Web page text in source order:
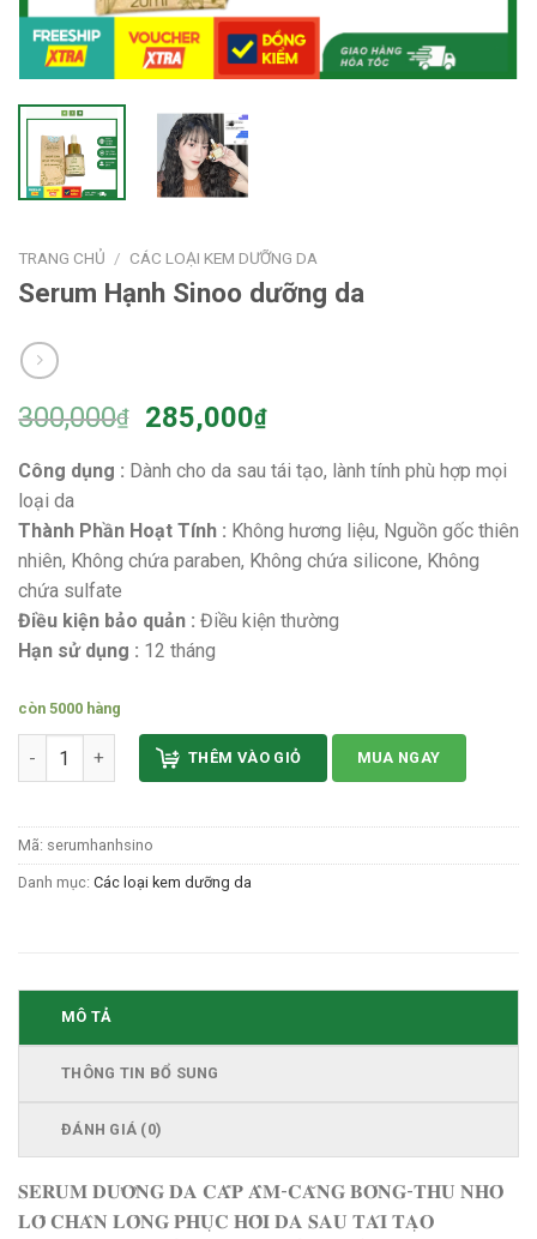
TRANG CHỦ / CÁC LOẠI KEM DƯỠNG DA
Serum Hạnh Sinoo dưỡng da
300,000₫ 285,000₫
Công dụng : Dành cho da sau tái tạo, lành tính phù hợp mọi
loại da
Thành Phần Hoạt Tính : Không hương liệu, Nguồn gốc thiên
nhiên, Không chứa paraben, Không chứa silicone, Không
chứa sulfate
Điều kiện bảo quản : Điều kiện thường
Hạn sử dụng : 12 tháng
còn 5000 hàng
Serum Hạnh Sinoo dưỡng da số lượng
THÊM VÀO GIỎ MUA NGAY
Mã: serumhanhsino
Danh mục: Các loại kem dưỡng da
MÔ TẢ
THÔNG TIN BỔ SUNG
ĐÁNH GIÁ (0)
𝐒𝐄𝐑𝐔𝐌 𝐃𝐔̛𝐎̛̃𝐍𝐆 𝐃𝐀 𝐂𝐀̂́𝐏 𝐀̂̉𝐌-𝐂𝐀̆𝐍𝐆 𝐁𝐎́𝐍𝐆-𝐓𝐇𝐔 𝐍𝐇𝐎̉
𝐋𝐎̂̃ 𝐂𝐇𝐀̂𝐍 𝐋𝐎̂𝐍𝐆 𝐏𝐇𝐔̣𝐂 𝐇𝐎̂̀𝐈 𝐃𝐀 𝐒𝐀𝐔 𝐓𝐀́𝐈 𝐓𝐀̣𝐎